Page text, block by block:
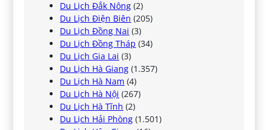
Du Lịch Đắk Nông (2)
Du Lịch Điện Biên (205)
Du Lịch Đồng Nai (3)
Du Lịch Đồng Tháp (34)
Du Lịch Gia Lai (3)
Du Lịch Hà Giang (1.357)
Du Lịch Hà Nam (4)
Du Lịch Hà Nội (267)
Du Lịch Hà Tĩnh (2)
Du Lịch Hải Phòng (1.501)